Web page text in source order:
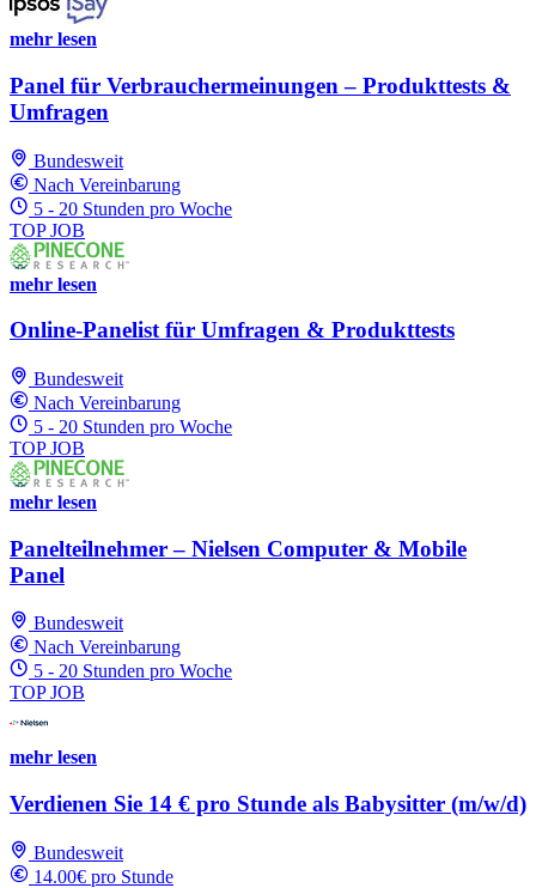
mehr lesen
Panel für Verbrauchermeinungen – Produkttests &
Umfragen
Bundesweit
Nach Vereinbarung
5 - 20 Stunden pro Woche
TOP JOB
mehr lesen
Online-Panelist für Umfragen & Produkttests
Bundesweit
Nach Vereinbarung
5 - 20 Stunden pro Woche
TOP JOB
mehr lesen
Panelteilnehmer – Nielsen Computer & Mobile
Panel
Bundesweit
Nach Vereinbarung
5 - 20 Stunden pro Woche
TOP JOB
mehr lesen
Verdienen Sie 14 € pro Stunde als Babysitter (m/w/d)
Bundesweit
14.00€ pro Stunde